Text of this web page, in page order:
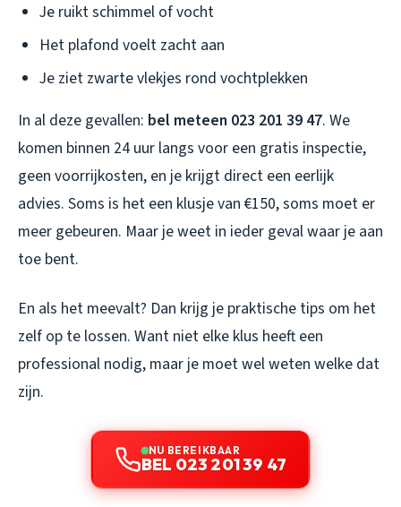
Je ruikt schimmel of vocht
Het plafond voelt zacht aan
Je ziet zwarte vlekjes rond vochtplekken
In al deze gevallen: bel meteen 023 201 39 47. We
komen binnen 24 uur langs voor een gratis inspectie,
geen voorrijkosten, en je krijgt direct een eerlijk
advies. Soms is het een klusje van €150, soms moet er
meer gebeuren. Maar je weet in ieder geval waar je aan
toe bent.
En als het meevalt? Dan krijg je praktische tips om het
zelf op te lossen. Want niet elke klus heeft een
professional nodig, maar je moet wel weten welke dat
zijn.
NU BEREIKBAAR
BEL 023 201 39 47